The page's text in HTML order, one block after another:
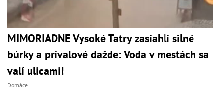
MIMORIADNE Vysoké Tatry zasiahli silné
búrky a prívalové dažde: Voda v mestách sa
valí ulicami!
Domáce